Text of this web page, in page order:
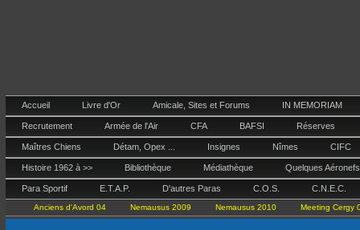
Accueil Livre d'Or Amicale, Sites et Forums IN MEMORIAM
Recrutement Armée de l'Air CFA BAFSI Réserves
Maîtres Chiens Détam, Opex ... Insignes Nîmes CIFC
Histoire 1962 à >> Bibliothèque Médiathèque Quelques Aéronefs
Para Sportif E.T.A.P. D'autres Paras C.O.S. C.N.E.C.
Anciens d'Avord 04 Nemausus 2009 Nemausus 2010 Meeting Cergy